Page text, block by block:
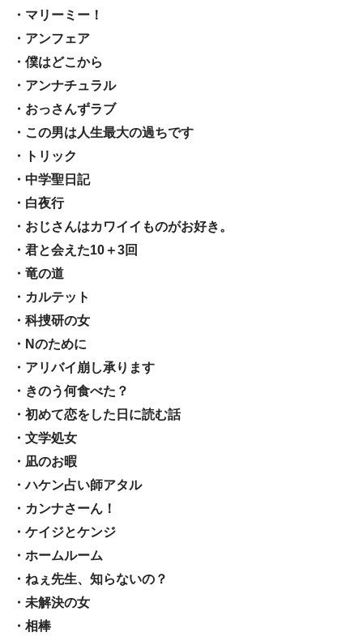
・マリーミー！
・アンフェア
・僕はどこから
・アンナチュラル
・おっさんずラブ
・この男は人生最大の過ちです
・トリック
・中学聖日記
・白夜行
・おじさんはカワイイものがお好き。
・君と会えた10＋3回
・竜の道
・カルテット
・科捜研の女
・Nのために
・アリバイ崩し承ります
・きのう何食べた？
・初めて恋をした日に読む話
・文学処女
・凪のお暇
・ハケン占い師アタル
・カンナさーん！
・ケイジとケンジ
・ホームルーム
・ねぇ先生、知らないの？
・未解決の女
・相棒